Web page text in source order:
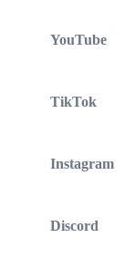
YouTube
TikTok
Instagram
Discord